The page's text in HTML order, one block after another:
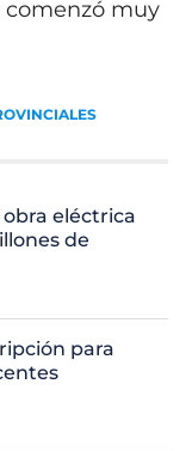
comenzó muy
eléctrica
de
para